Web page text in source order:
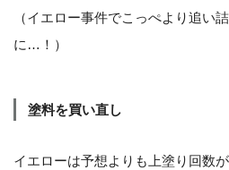
（イエロー事件でこっぺより追い
に…！）
塗料を買い直し
イエローは予想よりも上塗り回数